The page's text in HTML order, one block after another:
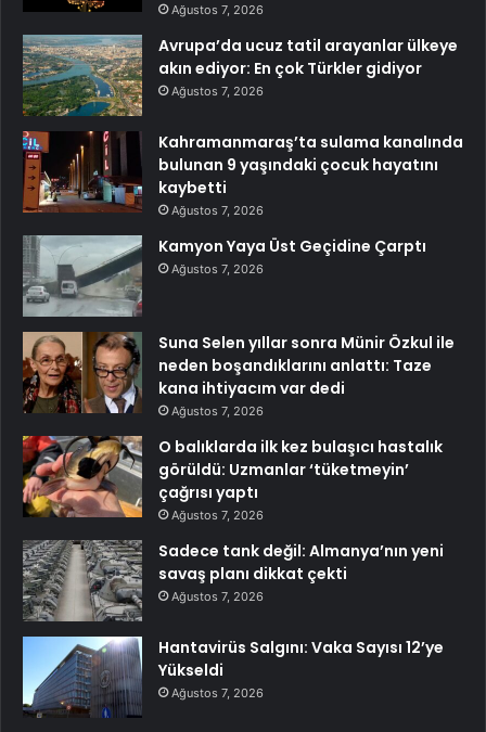
Ağustos 7, 2026
Avrupa’da ucuz tatil arayanlar ülkeye
akın ediyor: En çok Türkler gidiyor
Ağustos 7, 2026
Kahramanmaraş’ta sulama kanalında
bulunan 9 yaşındaki çocuk hayatını
kaybetti
Ağustos 7, 2026
Kamyon Yaya Üst Geçidine Çarptı
Ağustos 7, 2026
Suna Selen yıllar sonra Münir Özkul ile
neden boşandıklarını anlattı: Taze
kana ihtiyacım var dedi
Ağustos 7, 2026
O balıklarda ilk kez bulaşıcı hastalık
görüldü: Uzmanlar ‘tüketmeyin’
çağrısı yaptı
Ağustos 7, 2026
Sadece tank değil: Almanya’nın yeni
savaş planı dikkat çekti
Ağustos 7, 2026
Hantavirüs Salgını: Vaka Sayısı 12’ye
Yükseldi
Ağustos 7, 2026